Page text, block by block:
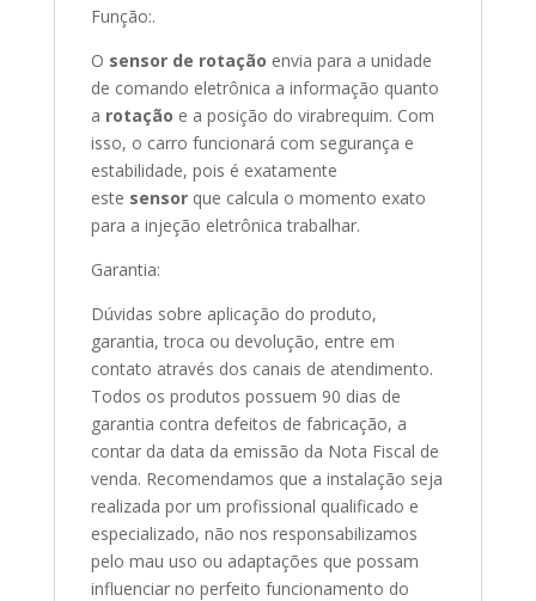
Função:.
O sensor de rotação envia para a unidade
de comando eletrônica a informação quanto
a rotação e a posição do virabrequim. Com
isso, o carro funcionará com segurança e
estabilidade, pois é exatamente
este sensorque calcula o momento exato
para a injeção eletrônica trabalhar.
Garantia:
Dúvidas sobre aplicação do produto,
garantia, troca ou devolução, entre em
contato através dos canais de atendimento.
Todos os produtos possuem 90 dias de
garantia contra defeitos de fabricação, a
contar da data da emissão da Nota Fiscal de
venda. Recomendamos que a instalação seja
realizada por um profissional qualificado e
especializado, não nos responsabilizamos
pelo mau uso ou adaptações que possam
influenciar no perfeito funcionamento do